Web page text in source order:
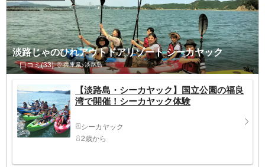
淡路じゃのひれアウトドアリゾート シーカヤック
口コミ(33) 兵庫県>淡路島
【淡路島・シーカヤック】国立公園の福良
湾で開催！シーカヤック体験
シーカヤック
2歳から